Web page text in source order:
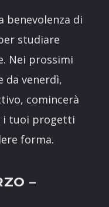
benevolenza di
studiare
Nei prossimi
venerdì,
comincerà
i tuoi progetti
forma.
–